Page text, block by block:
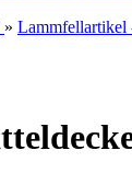
» Lammfellartikel